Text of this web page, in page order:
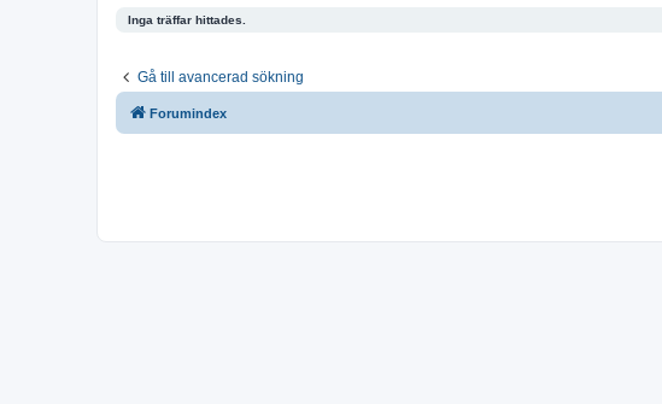
Inga träffar hittades.
Gå till avancerad sökning
Forumindex